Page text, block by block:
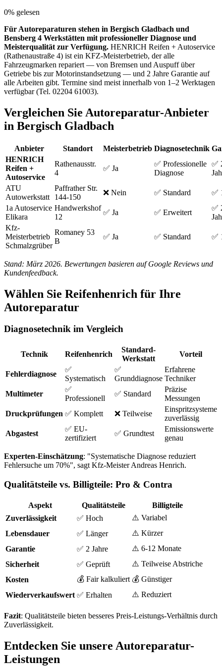
0% gelesen
Für Autoreparaturen stehen in Bergisch Gladbach und
Bensberg 4 Werkstätten mit professioneller Diagnose und
Meisterqualität zur Verfügung. HENRICH Reifen + Autoservice
(Rathenaustraße 4) ist ein KFZ-Meisterbetrieb, der alle
Fahrzeugmarken repariert — von Bremsen und Auspuff über
Getriebe bis zur Motorinstandsetzung — und 2 Jahre Garantie auf
alle Arbeiten gibt. Termine sind meist innerhalb von 1–2 Werktagen
verfügbar (Tel. 02204 61003).
Vergleichen Sie Autoreparatur-Anbieter
in Bergisch Gladbach
Anbieter Standort Meisterbetrieb Diagnosetechnik
HENRICH
Reifen +
Autoservice
Rathenausstr.
4
✅ Ja
✅ Professionelle
Diagnose
✅
ATU
Autowerkstatt
Paffrather Str.
144-150
❌ Nein ✅ Standard
✅
1a Autoservice
Elikara
Handwerkshof
12
✅ Ja ✅ Erweitert
✅
Kfz-
Meisterbetrieb
Schmalzgrüber
Romaney 53
B
✅ Ja ✅ Standard ✅
Stand: März 2026. Bewertungen basieren auf Google Reviews und
Kundenfeedback.
Wählen Sie Reifenhenrich für Ihre
Autoreparatur
Diagnosetechnik im Vergleich
Technik Reifenhenrich
Standard-
Werkstatt
Vorteil
Fehlerdiagnose
✅
Systematisch
✅
Grunddiagnose
Erfahrene
Techniker
Multimeter
✅
Professionell
✅ Standard
Präzise
Messungen
Druckprüfungen ✅ Komplett ❌ Teilweise
Einspritzsysteme
zuverlässig
Abgastest
✅ EU-
zertifiziert
✅ Grundtest
Emissionswerte
genau
Experten-Einschätzung: "Systematische Diagnose reduziert
Fehlersuche um 70%", sagt Kfz-Meister Andreas Henrich.
Qualitätsteile vs. Billigteile: Pro & Contra
Aspekt Qualitätsteile
Billigteile
Zuverlässigkeit
✅ Hoch
⚠️ Variabel
Lebensdauer
✅ Länger
⚠️ Kürzer
Garantie
✅ 2 Jahre
⚠️ 6-12 Monate
Sicherheit
✅ Geprüft
⚠️ Teilweise Abstriche
Kosten
💰 Fair kalkuliert 💰 Günstiger
Wiederverkaufswert ✅ Erhalten ⚠️ Reduziert
Fazit: Qualitätsteile bieten besseres Preis-Leistungs-Verhältnis durch
Zuverlässigkeit.
Entdecken Sie unsere Autoreparatur-
Leistungen